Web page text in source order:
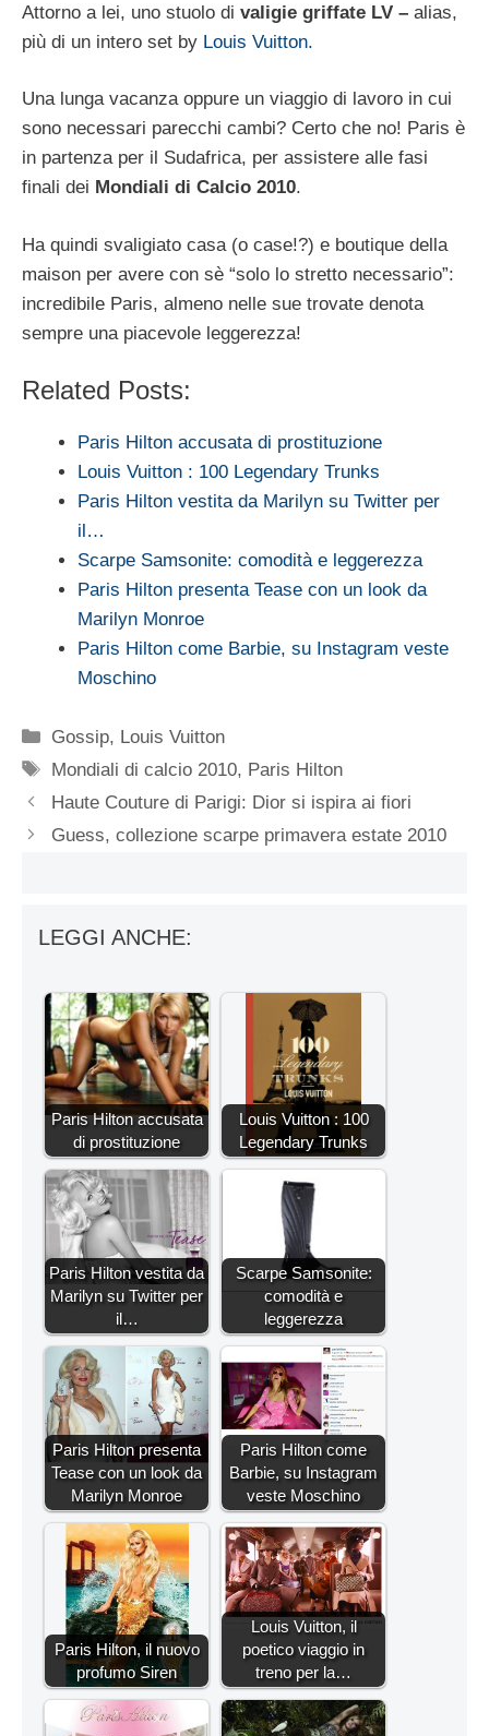
Attorno a lei, uno stuolo di valigie griffate LV – alias,
più di un intero set by Louis Vuitton.
Una lunga vacanza oppure un viaggio di lavoro in cui
sono necessari parecchi cambi? Certo che no! Paris è
in partenza per il Sudafrica, per assistere alle fasi
finali dei Mondiali di Calcio 2010.
Ha quindi svaligiato casa (o case!?) e boutique della
maison per avere con sè “solo lo stretto necessario”:
incredibile Paris, almeno nelle sue trovate denota
sempre una piacevole leggerezza!
Related Posts:
Paris Hilton accusata di prostituzione
Louis Vuitton : 100 Legendary Trunks
Paris Hilton vestita da Marilyn su Twitter per
il…
Scarpe Samsonite: comodità e leggerezza
Paris Hilton presenta Tease con un look da
Marilyn Monroe
Paris Hilton come Barbie, su Instagram veste
Moschino
Categorie
Gossip, Louis Vuitton
Tag
Mondiali di calcio 2010, Paris Hilton
Haute Couture di Parigi: Dior si ispira ai fiori
Guess, collezione scarpe primavera estate 2010
LEGGI ANCHE:
Paris Hilton accusata
di prostituzione
Louis Vuitton : 100
Legendary Trunks
Paris Hilton vestita da
Marilyn su Twitter per
il…
Scarpe Samsonite:
comodità e
leggerezza
Paris Hilton presenta
Tease con un look da
Marilyn Monroe
Paris Hilton come
Barbie, su Instagram
veste Moschino
Paris Hilton, il nuovo
profumo Siren
Louis Vuitton, il
poetico viaggio in
treno per la…